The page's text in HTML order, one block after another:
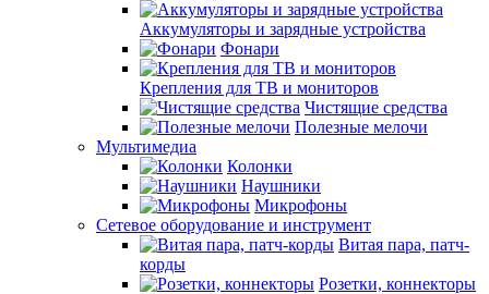
Аккумуляторы и зарядные устройства
Фонари
Крепления для ТВ и мониторов
Чистящие средства
Полезные мелочи
Мультимедиа
Колонки
Наушники
Микрофоны
Сетевое оборудование и инструмент
Витая пара, патч-
корды
Розетки, коннекторы